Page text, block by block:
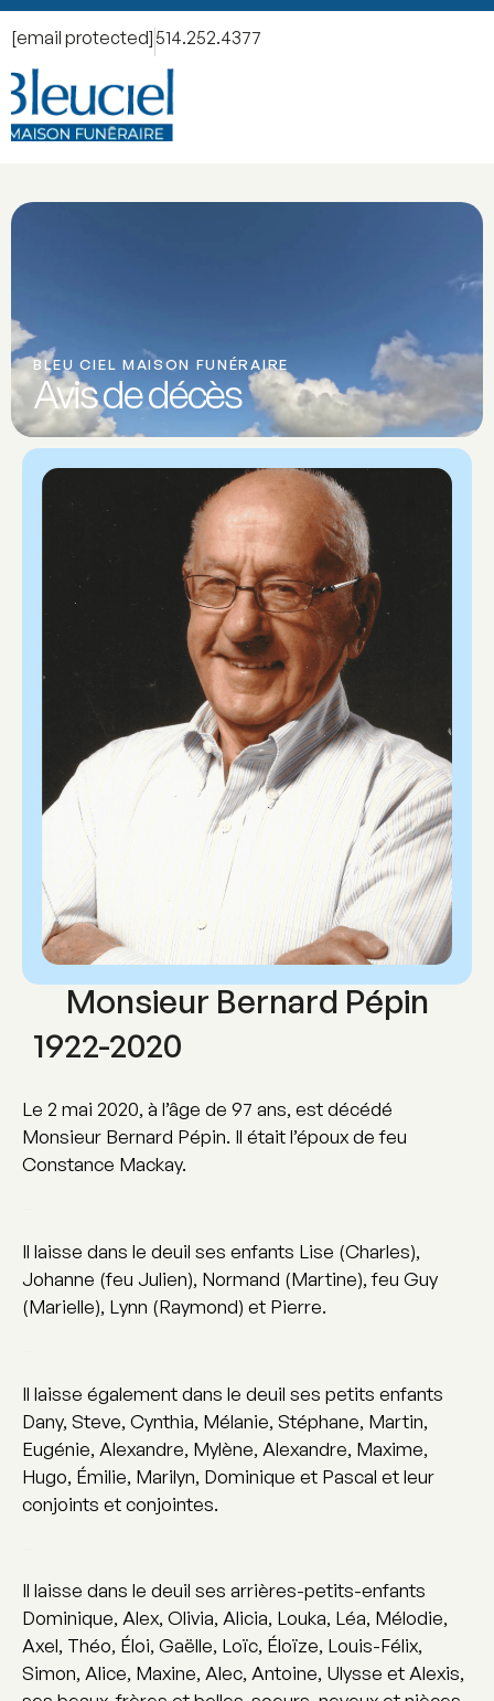
[email protected] 514.252.4377
BLEU CIEL MAISON FUNÉRAIRE
Avis de décès
Le 2 mai 2020, à l’âge de 97 ans, est décédé
Monsieur Bernard Pépin. Il était l’époux de feu
Constance Mackay.
Il laisse dans le deuil ses enfants Lise (Charles),
Johanne (feu Julien), Normand (Martine), feu Guy
(Marielle), Lynn (Raymond) et Pierre.
Il laisse également dans le deuil ses petits enfants
Dany, Steve, Cynthia, Mélanie, Stéphane, Martin,
Eugénie, Alexandre, Mylène, Alexandre, Maxime,
Hugo, Émilie, Marilyn, Dominique et Pascal et leur
conjoints et conjointes.
Il laisse dans le deuil ses arrières-petits-enfants
Dominique, Alex, Olivia, Alicia, Louka, Léa, Mélodie,
Axel, Théo, Éloi, Gaëlle, Loïc, Éloïze, Louis-Félix,
Simon, Alice, Maxine, Alec, Antoine, Ulysse et Alexis,
Monsieur Bernard Pépin
1922-2020